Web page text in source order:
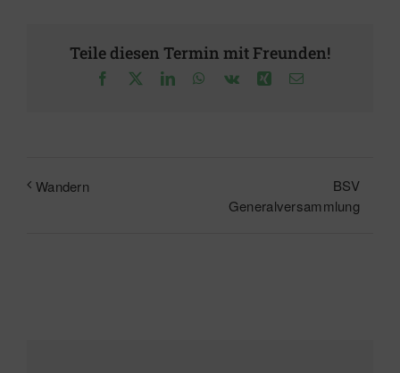
Teile diesen Termin mit Freunden!
Facebook LinkedInWhatsApp
Vk XingE-
Wandern
BSV
Generalversammlung